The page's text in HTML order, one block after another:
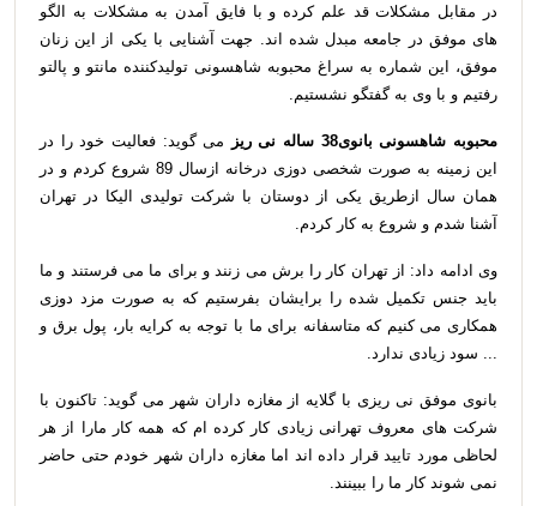
در مقابل مشکلات قد علم کرده و با فایق آمدن به مشکلات به الگو
های موفق در جامعه مبدل شده اند. جهت آشنایی با یکی از این زنان
موفق، این شماره به سراغ محبوبه شاهسونی تولیدکننده مانتو و پالتو
رفتیم و با وی به گفتگو نشستیم
محبوبه شاهسونی بانوی38 ساله نی ریز
می گوید: فعالیت خود را در
این زمینه به صورت شخصی دوزی درخانه ازسال 89 شروع کردم و در
همان سال ازطریق یکی از دوستان با شرکت تولیدی الیکا در تهران
آشنا شدم و شروع به کار کردم.
وی ادامه داد: از تهران کار را برش می زنند و برای ما می فرستند و ما
باید جنس تکمیل شده را برایشان بفرستیم که به صورت مزد دوزی
همکاری می کنیم که متاسفانه برای ما با توجه به کرایه بار، پول برق و
... سود زیادی ندارد.
بانوی موفق نی ریزی با گلایه از مغازه داران شهر می گوید: تاکنون با
شرکت های معروف تهرانی زیادی کار کرده ام که همه کار مارا از هر
لحاظی مورد تایید قرار داده اند اما مغازه داران شهر خودم حتی حاضر
نمی شوند کار ما را ببینند.